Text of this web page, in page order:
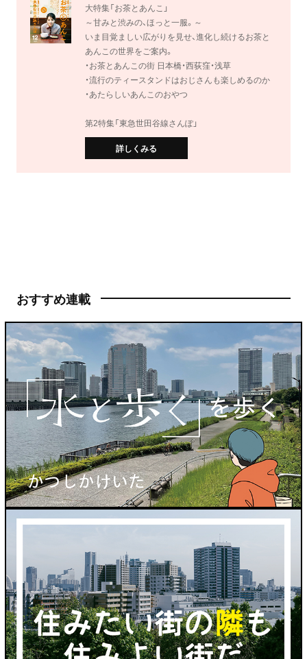
大特集「お茶とあんこ」
～甘みと渋みの、ほっと一服。～
いま目覚ましい広がりを見せ、進化し続けるお茶と
あんこの世界をご案内。
・お茶とあんこの街 日本橋・西荻窪・浅草
・流行のティースタンドはおじさんも楽しめるのか
・あたらしいあんこのおやつ
第2特集「東急世田谷線さんぽ」
詳しくみる
おすすめ連載